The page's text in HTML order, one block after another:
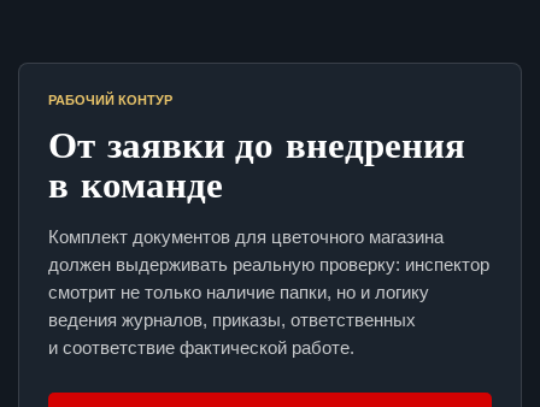
РАБОЧИЙ КОНТУР
От заявки до внедрения
в команде
Комплект документов для цветочного магазина
должен выдерживать реальную проверку: инспектор
смотрит не только наличие папки, но и логику
ведения журналов, приказы, ответственных
и соответствие фактической работе.